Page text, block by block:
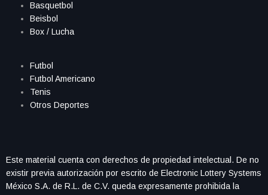
Basquetbol
Beisbol
Box / Lucha
Futbol
Futbol Americano
Tenis
Otros Deportes
Este material cuenta con derechos de propiedad intelectual. De no
existir previa autorización por escrito de Electronic Lottery Systems
México S.A. de R.L. de C.V. queda expresamente prohibida la